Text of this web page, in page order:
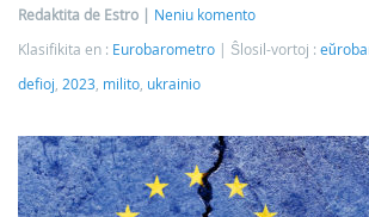
Redaktita de Estro
Neniu komento
Klasifikita en : Eurobarometro Ŝlosil-vortoj :
defioj 2023 milito ukrainio